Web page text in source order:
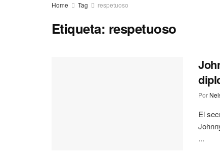
Home Tag respetuoso
Etiqueta: respetuoso
Por
El
...